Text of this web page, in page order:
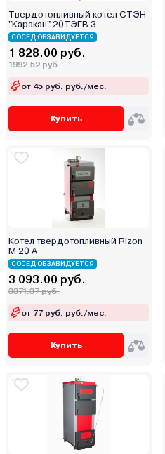
TIS
Vaillant
Vargaz
VGR
Viadrus
Viessmann
Wespe Heizung
Zenet
Zerten
Бастион
Боринское
Кировский завод
Китай
Лемакс
Мимакс
Мозырьсельмаш
ООО "БелКомин"
Твердотопливный котел СТЭН
"Каракан" 20ТЭГВ 3
СОСЕД ОБЗАВИДУЕТСЯ
1 828.00 руб.
1992.52 руб.
от 45 руб. руб./мес.
Купить
Котел твердотопливный Rizon
М 20 А
СОСЕД ОБЗАВИДУЕТСЯ
3 093.00 руб.
3371.37 руб.
от 77 руб. руб./мес.
Купить